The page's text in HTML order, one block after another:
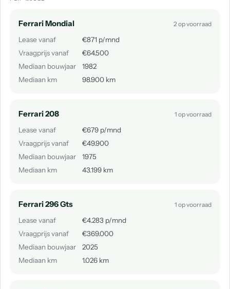
Ferrari Mondial 2 op voorraad
Lease vanaf
€871 p/mnd
Vraagprijs vanaf
€64.500
Mediaan bouwjaar
1982
Mediaan km
98.900 km
Ferrari 208 1 op voorraad
Lease vanaf
€679 p/mnd
Vraagprijs vanaf
€49.900
Mediaan bouwjaar
1975
Mediaan km
43.199 km
Ferrari 296 Gts 1 op voorraad
Lease vanaf
€4.283 p/mnd
Vraagprijs vanaf
€369.000
Mediaan bouwjaar
2025
Mediaan km
1.026 km